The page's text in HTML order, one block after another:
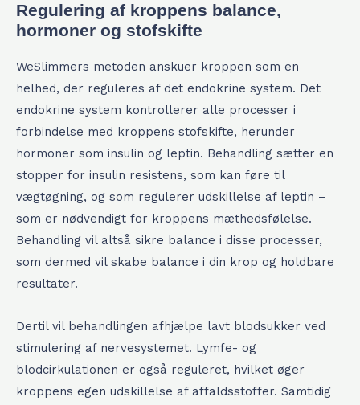
Regulering af kroppens balance,
hormoner og stofskifte
WeSlimmers metoden anskuer kroppen som en
helhed, der reguleres af det endokrine system. Det
endokrine system kontrollerer alle processer i
forbindelse med kroppens stofskifte, herunder
hormoner som insulin og leptin. Behandling sætter en
stopper for insulin resistens, som kan føre til
vægtøgning, og som regulerer udskillelse af leptin –
som er nødvendigt for kroppens mæthedsfølelse.
Behandling vil altså sikre balance i disse processer,
som dermed vil skabe balance i din krop og holdbare
resultater.
Dertil vil behandlingen afhjælpe lavt blodsukker ved
stimulering af nervesystemet. Lymfe- og
blodcirkulationen er også reguleret, hvilket øger
kroppens egen udskillelse af affaldsstoffer. Samtidig